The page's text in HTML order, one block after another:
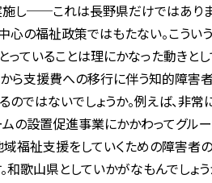
し──これは長野県だけではあり
心の福祉政策ではもたない。こうい
っていることは理にかなった動きと
ら支援費への移行に伴う知的障害
のではないでしょうか。例えば、
の設置促進事業にかかわってグル
福祉支援をしていくための障害者
和歌山県としていかがなもんでし